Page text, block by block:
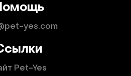
yes.com
Pet-Yes